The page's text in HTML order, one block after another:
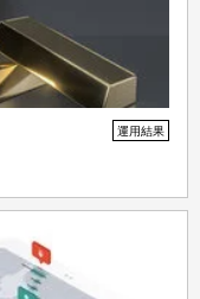
運用結果